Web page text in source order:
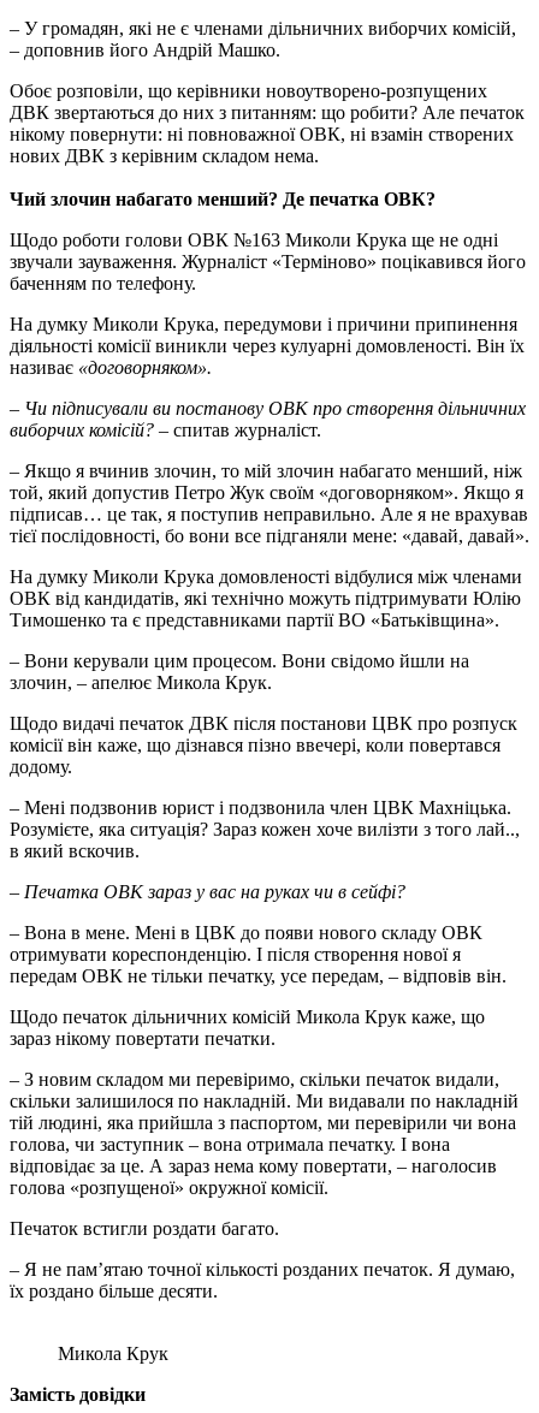
– У громадян, які не є членами дільничних виборчих комісій,
– доповнив його Андрій Машко.
Обоє розповіли, що керівники новоутворено-розпущених
ДВК звертаються до них з питанням: що робити? Але печаток
нікому повернути: ні повноважної ОВК, ні взамін створених
нових ДВК з керівним складом нема.
Чий злочин набагато менший? Де печатка ОВК?
Щодо роботи голови ОВК №163 Миколи Крука ще не одні
звучали зауваження. Журналіст «Терміново» поцікавився його
баченням по телефону.
На думку Миколи Крука, передумови і причини припинення
діяльності комісії виникли через кулуарні домовленості. Він їх
називає «договорняком».
– Чи підписували ви постанову ОВК про створення дільничних
виборчих комісій? – спитав журналіст.
– Якщо я вчинив злочин, то мій злочин набагато менший, ніж
той, який допустив Петро Жук своїм «договорняком». Якщо я
підписав… це так, я поступив неправильно. Але я не врахував
тієї послідовності, бо вони все підганяли мене: «давай, давай».
На думку Миколи Крука домовленості відбулися між членами
ОВК від кандидатів, які технічно можуть підтримувати Юлію
Тимошенко та є представниками партії ВО «Батьківщина».
– Вони керували цим процесом. Вони свідомо йшли на
злочин, – апелює Микола Крук.
Щодо видачі печаток ДВК після постанови ЦВК про розпуск
комісії він каже, що дізнався пізно ввечері, коли повертався
додому.
– Мені подзвонив юрист і подзвонила член ЦВК Махніцька.
Розумієте, яка ситуація? Зараз кожен хоче вилізти з того лай..,
в який вскочив.
– Печатка ОВК зараз у вас на руках чи в сейфі?
– Вона в мене. Мені в ЦВК до появи нового складу ОВК
отримувати кореспонденцію. І після створення нової я
передам ОВК не тільки печатку, усе передам, – відповів він.
Щодо печаток дільничних комісій Микола Крук каже, що
зараз нікому повертати печатки.
– З новим складом ми перевіримо, скільки печаток видали,
скільки залишилося по накладній. Ми видавали по накладній
тій людині, яка прийшла з паспортом, ми перевірили чи вона
голова, чи заступник – вона отримала печатку. І вона
відповідає за це. А зараз нема кому повертати, – наголосив
голова «розпущеної» окружної комісії.
Печаток встигли роздати багато.
– Я не пам’ятаю точної кількості розданих печаток. Я думаю,
їх роздано більше десяти.
Микола Крук
Замість довідки